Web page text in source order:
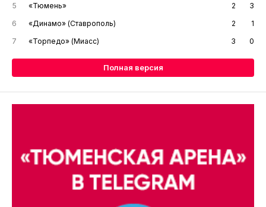
5
«Тюмень» 2
3
6
«Динамо» (Ставрополь) 2
1
7
«Торпедо» (Миасс) 3 0
Полная версия